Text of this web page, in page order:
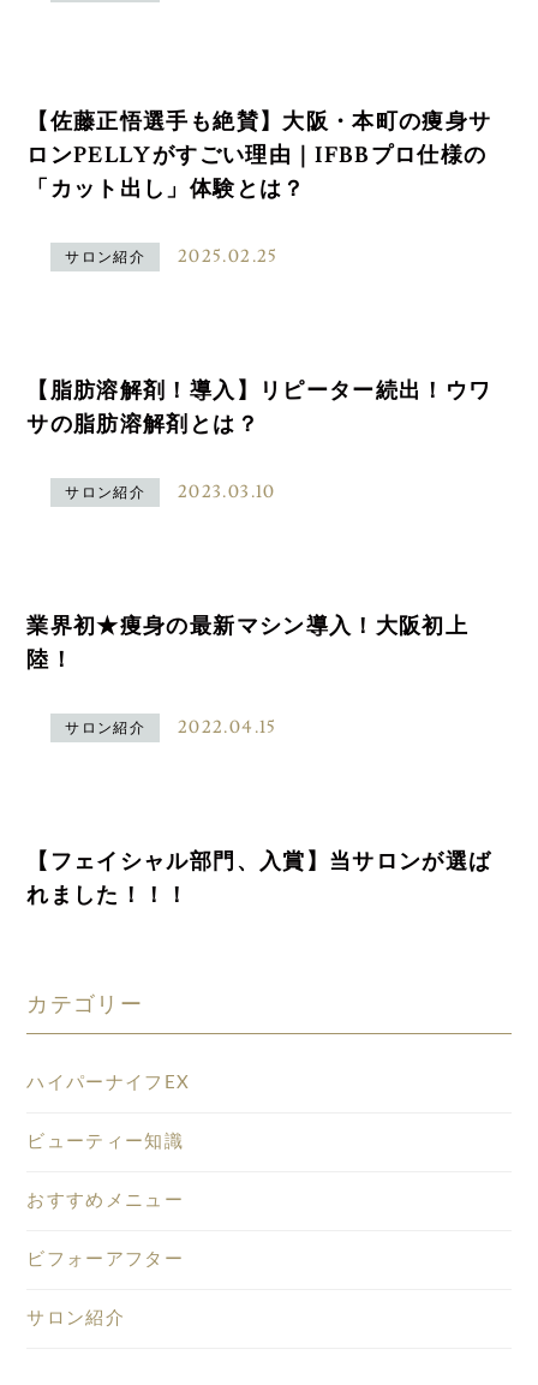
【佐藤正悟選手も絶賛】大阪・本町の痩身サ
ロンPELLYがすごい理由｜IFBBプロ仕様の
「カット出し」体験とは？
サロン紹介 2025.02.25
【脂肪溶解剤！導入】リピーター続出！ウワ
サの脂肪溶解剤とは？
サロン紹介 2023.03.10
業界初★痩身の最新マシン導入！大阪初上
陸！
サロン紹介 2022.04.15
【フェイシャル部門、入賞】当サロンが選ば
れました！！！
カテゴリー
ハイパーナイフEX
ビューティー知識
おすすめメニュー
ビフォーアフター
サロン紹介